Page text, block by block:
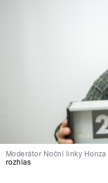
Moderátor Noční linky Honza
rozhlas